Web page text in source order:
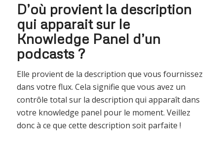
D’où provient la description
qui apparait sur le
Knowledge Panel d’un
podcasts ?
Elle provient de la description que vous fournissez
dans votre flux. Cela signifie que vous avez un
contrôle total sur la description qui apparaît dans
votre knowledge panel pour le moment. Veillez
donc à ce que cette description soit parfaite !